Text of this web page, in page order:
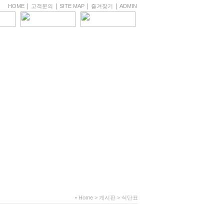
HOME 고객문의 SITE MAP 즐겨찾기 ADMIN
• Home > 게시판 > 식단표